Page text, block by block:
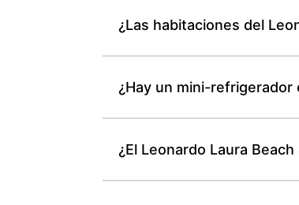
¿Las habitaciones del
¿Hay un mini-refrigerador
¿El Leonardo Laura